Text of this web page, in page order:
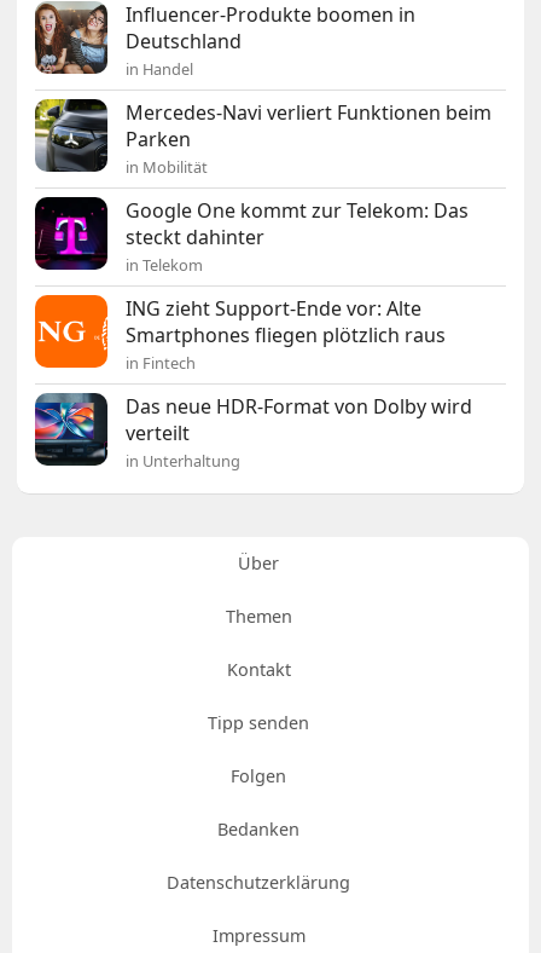
Influencer-Produkte boomen in
Deutschland
in Handel
Mercedes-Navi verliert Funktionen beim
Parken
in Mobilität
Google One kommt zur Telekom: Das
steckt dahinter
in Telekom
ING zieht Support-Ende vor: Alte
Smartphones fliegen plötzlich raus
in Fintech
Das neue HDR-Format von Dolby wird
verteilt
in Unterhaltung
Über
Themen
Kontakt
Tipp senden
Folgen
Bedanken
Datenschutzerklärung
Impressum